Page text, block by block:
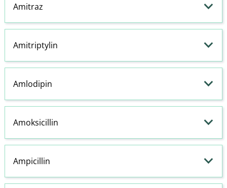
Amitraz
Amitriptylin
Amlodipin
Amoksicillin
Ampicillin